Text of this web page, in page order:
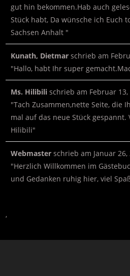
gut hin bekommen.Hab auch
Stück habt, Da wünsche ich Euch
Sachsen Anhalt "
Kunath, Dietmar schrieb am
"Hallo, habt Ihr super
Ms. Hilibili schrieb am Februar 13,
"Tach Zusammen,nette Seite, die
mal auf das neue Stück gespannt.
Hilibili"
Webmaster schrieb am Januar 26,
"Herzlich Willkommen im
und Gedanken ruhig hier, viel
‘